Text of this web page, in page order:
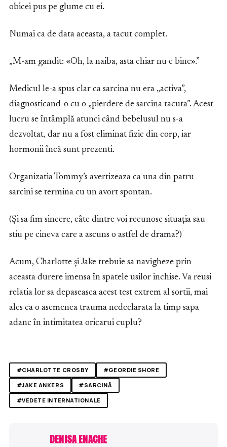
obicei pus pe glume cu ei.
Numai ca de data aceasta, a tacut complet.
„M-am gandit: «Oh, la naiba, asta chiar nu e bine».”
Medicul le-a spus clar ca sarcina nu era „activa”,
diagnosticand-o cu o „pierdere de sarcina tacuta”. Acest
lucru se întâmplă atunci când bebelusul nu s-a
dezvoltat, dar nu a fost eliminat fizic din corp, iar
hormonii încă sunt prezenti.
Organizatia Tommy’s avertizeaza ca una din patru
sarcini se termina cu un avort spontan.
(Și sa fim sincere, câte dintre voi recunosc situația sau
stiu pe cineva care a ascuns o astfel de drama?)
Acum, Charlotte și Jake trebuie sa navigheze prin
aceasta durere imensa în spatele usilor inchise. Va reusi
relatia lor sa depaseasca acest test extrem al sortii, mai
ales ca o asemenea trauma nedeclarata la timp sapa
adanc în intimitatea oricarui cuplu?
#CHARLOTTE CROSBY
#GEORDIE SHORE
#JAKE ANKERS
#SARCINĂ
#VEDETE INTERNATIONALE
DENISA ENACHE